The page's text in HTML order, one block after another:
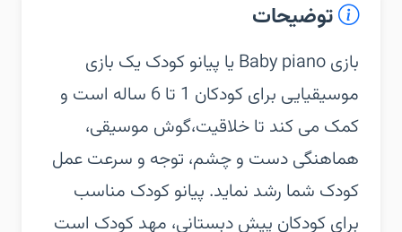
توضیحات
‏‏بازی Baby piano یا پیانو کودک یک بازی
موسیقیایی برای کودکان 1 تا 6 ساله است و
کمک می کند تا خلاقیت،‌گوش موسیقی،
هماهنگی دست و چشم، توجه و سرعت عمل
کودک شما رشد نماید. پیانو کودک مناسب
برای کودکان پیش دبستانی، مهد کودک است